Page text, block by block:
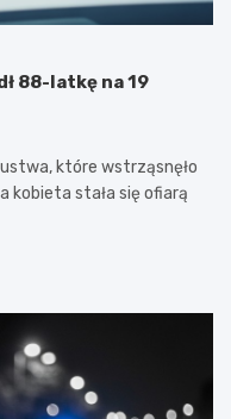
88-latkę na 19
które wstrząsnęło
kobieta stała się ofiarą